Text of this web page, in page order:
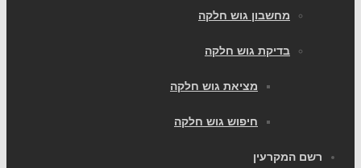
מחשבון גוש חלקה
בדיקת גוש חלקה
מציאת גוש חלקה
חיפוש גוש חלקה
רשם המקרעין